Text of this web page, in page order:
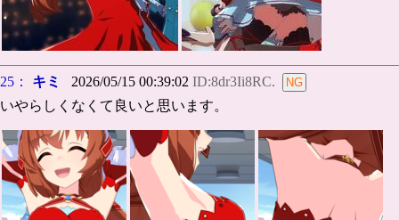
25： キミ 2026/05/15 00:39:02 ID:8dr3Ii8RC.
いやらしくなくて良いと思います。